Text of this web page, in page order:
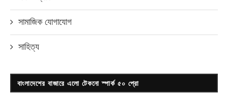
সামাজিক যোগাযোগ
সাহিত্য
বাংলাদেশের বাজারে এলো টেকনো স্পার্ক ৫০ প্রো